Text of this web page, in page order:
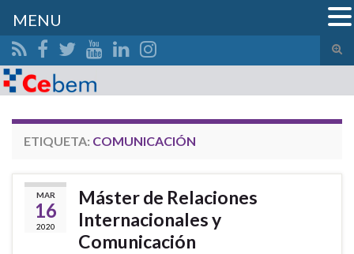
el
Search for:
ETIQUETA: COMUNICACIÓN
MAR
16
2020
Máster de Relaciones
Internacionales y
Comunicación
MENU